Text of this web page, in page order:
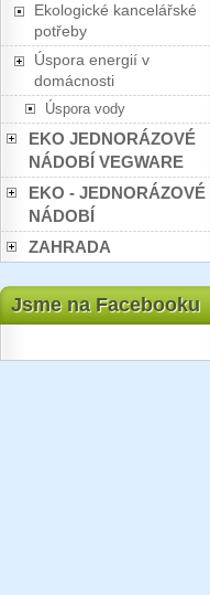
Ekologické kancelářské
potřeby
Úspora energií v
domácnosti
Úspora vody
EKO JEDNORÁZOVÉ
NÁDOBÍ VEGWARE
EKO - JEDNORÁZOVÉ
NÁDOBÍ
ZAHRADA
Jsme na Facebooku